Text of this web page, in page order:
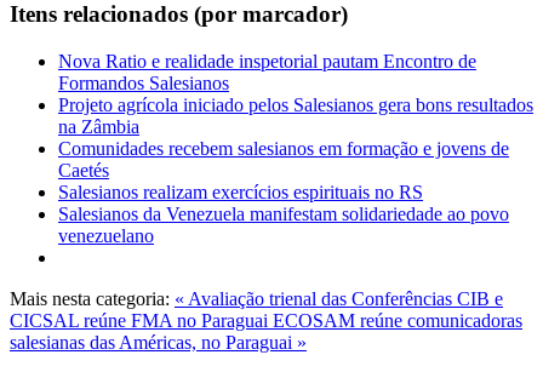
Itens relacionados (por marcador)
Nova Ratio e realidade inspetorial pautam Encontro de
Formandos Salesianos
Projeto agrícola iniciado pelos Salesianos gera bons resultados
na Zâmbia
Comunidades recebem salesianos em formação e jovens de
Caetés
Salesianos realizam exercícios espirituais no RS
Salesianos da Venezuela manifestam solidariedade ao povo
venezuelano
Mais nesta categoria: « Avaliação trienal das Conferências CIB e
CICSAL reúne FMA no Paraguai ECOSAM reúne comunicadoras
salesianas das Américas, no Paraguai »